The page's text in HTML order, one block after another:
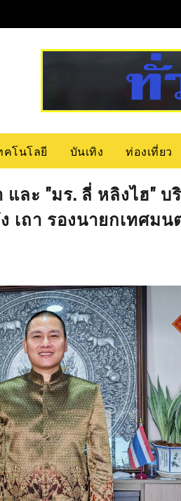
คโนโลยี บันเทิง ท่องเที่ยว
และ "มร. ลี่ หลิงไฮ"
ถา รองนายกเทศมน